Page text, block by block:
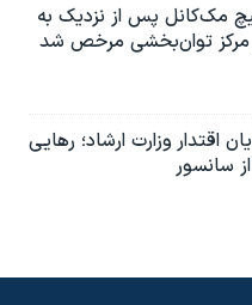
مک‌کانل پس از نزدیک به
مرکز توان‌بخشی مرخص شد
اقتدار وزارت ارشاد؛ رهایی
سانسور